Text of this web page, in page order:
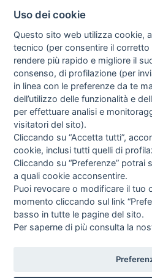
PRIVACY
TERMINI E CONDIZIONI
COOKIE POLICY
PREFERENZE COOKIE
GUIDA AGLI ACQUISTI
PROCEDURA DI ACQUISTO
PAGAMENTI
DIRITTO DI RECESSO
SPEDIZIONI E COSTI
NEWSLETTER
Letta l’informativa privacy
dei miei dati personali per finalità di
promozioni, ecc.).
Consulta la nostra Privacy Policy
Uso dei cookie
Questo sito web utilizza cookie,
tecnico (per consentire il
rendere più rapido e migliore il
consenso, di profilazione (per
in linea con le preferenze da te
dell’utilizzo delle funzionalità e
per effettuare analisi e
visitatori del sito).
Cliccando su “Accetta tutti”,
cookie, inclusi tutti quelli di
Cliccando su “Preferenze” potrai
a quali cookie acconsentire.
Puoi revocare o modificare il tuo
momento cliccando sul link
basso in tutte le pagine del sito.
Per saperne di più consulta la